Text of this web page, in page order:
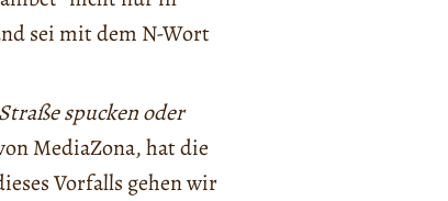
sei mit dem N-Wort
spucken oder
MediaZona, hat die
Vorfalls gehen wir